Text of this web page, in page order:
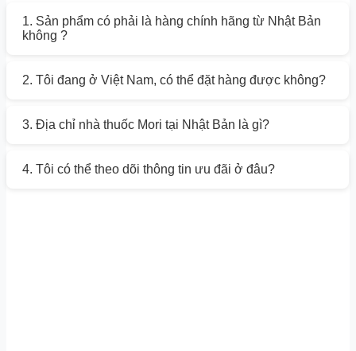
1. Sản phẩm có phải là hàng chính hãng từ Nhật Bản
không ?
2. Tôi đang ở Việt Nam, có thể đặt hàng được không?
3. Địa chỉ nhà thuốc Mori tại Nhật Bản là gì?
4. Tôi có thể theo dõi thông tin ưu đãi ở đâu?